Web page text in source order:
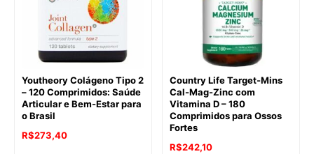
Youtheory Colágeno Tipo 2
– 120 Comprimidos: Saúde
Articular e Bem-Estar para
o Brasil
R$273,40
Country Life Target-Mins
Cal-Mag-Zinc com
Vitamina D – 180
Comprimidos para Ossos
Fortes
R$242,10